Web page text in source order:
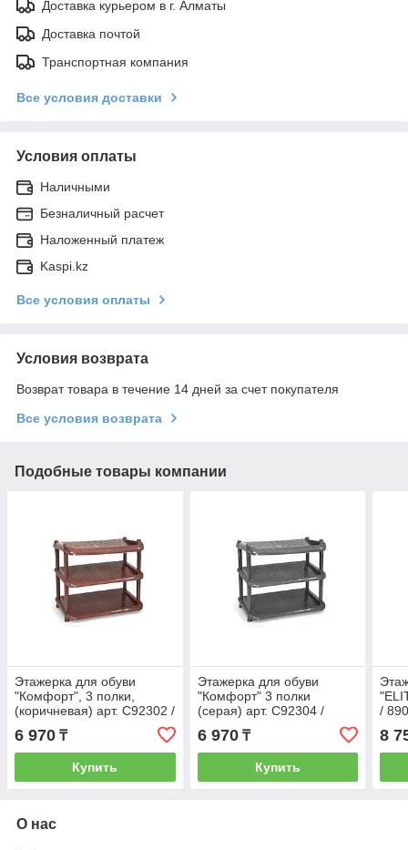
Доставка курьером в г. Алматы
Доставка почтой
Транспортная компания
Все условия доставки
Условия оплаты
Наличными
Безналичный расчет
Наложенный платеж
Kaspi.kz
Все условия оплаты
Условия возврата
Возврат товара в течение 14 дней за счет покупателя
Все условия возврата
Подобные товары компании
Этажерка для обуви
"Комфорт", 3 полки,
(коричневая) арт. С92302 /
6 970 ₸
Купить
Этажерка для обуви
"Комфорт" 3 полки
(серая) арт. С92304 /
6 970₸
Купить
/
8
О нас